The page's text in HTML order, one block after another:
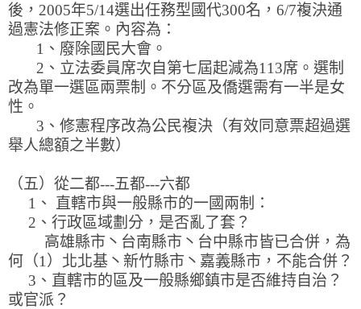
後，2005年5/14選出任務型國代300名，6/7複決通
過憲法修正案。內容為：
1、廢除國民大會。
2、立法委員席次自第七屆起減為113席。選制
改為單一選區兩票制。不分區及僑選需有一半是女
性。
3、修憲程序改為公民複決（有效同意票超過選
舉人總額之半數）
（五）從二都---五都---六都
1、 直轄市與一般縣市的一國兩制：
2、行政區域劃分，是否亂了套？
高雄縣市丶台南縣市丶台中縣市皆已合併，為
何（1）北北基丶新竹縣市丶嘉義縣市，不能合併？
3、直轄市的區及一般縣鄉鎮市是否維持自治？
或官派？